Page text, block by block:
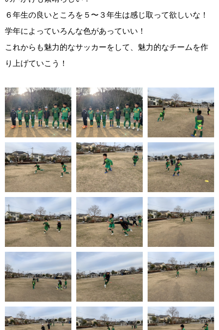
６年生の良いところを５〜３年生は感じ取って欲しいな！
学年によっていろんな色があっていい！
これからも魅力的なサッカーをして、魅力的なチームを作
り上げていこう！